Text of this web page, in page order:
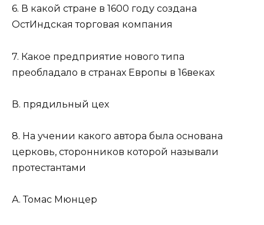
6. В какой стране в 1600 году создана
ОстИндская торговая компания
7. Какое предприятие нового типа
преобладало в странах Европы в 16веках
В. прядильный цех
8. На учении какого автора была основана
церковь, сторонников которой называли
протестантами
А. Томас Мюнцер